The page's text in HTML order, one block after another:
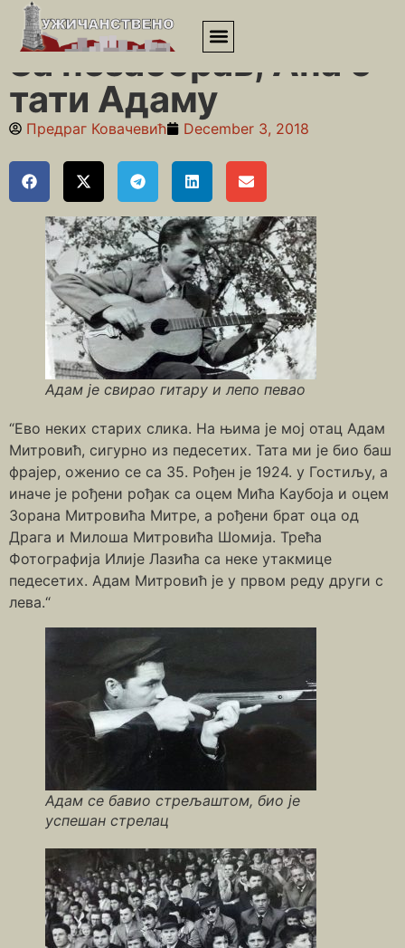
Почетна»Приповедања»За незаборав, Ана о тати Адаму
За незаборав, Ана о
тати Адаму
Предраг Ковачевић December 3, 2018
Адам је свирао гитару и лепо певао
“Ево неких старих слика. На њима је мој отац Адам
Митровић, сигурно из педесетих. Тата ми је био баш
фрајер, оженио се са 35. Рођен је 1924. у Гостиљу, а
иначе је рођени рођак са оцем Мића Каубоја и оцем
Зорана Митровића Митре, а рођени брат оца од
Драга и Милоша Митровића Шомија. Трећа
Фотографија Илије Лазића са неке утакмице
педесетих. Адам Митровић је у првом реду други с
лева.“
Адам се бавио стрељаштом, био је
успешан стрелац